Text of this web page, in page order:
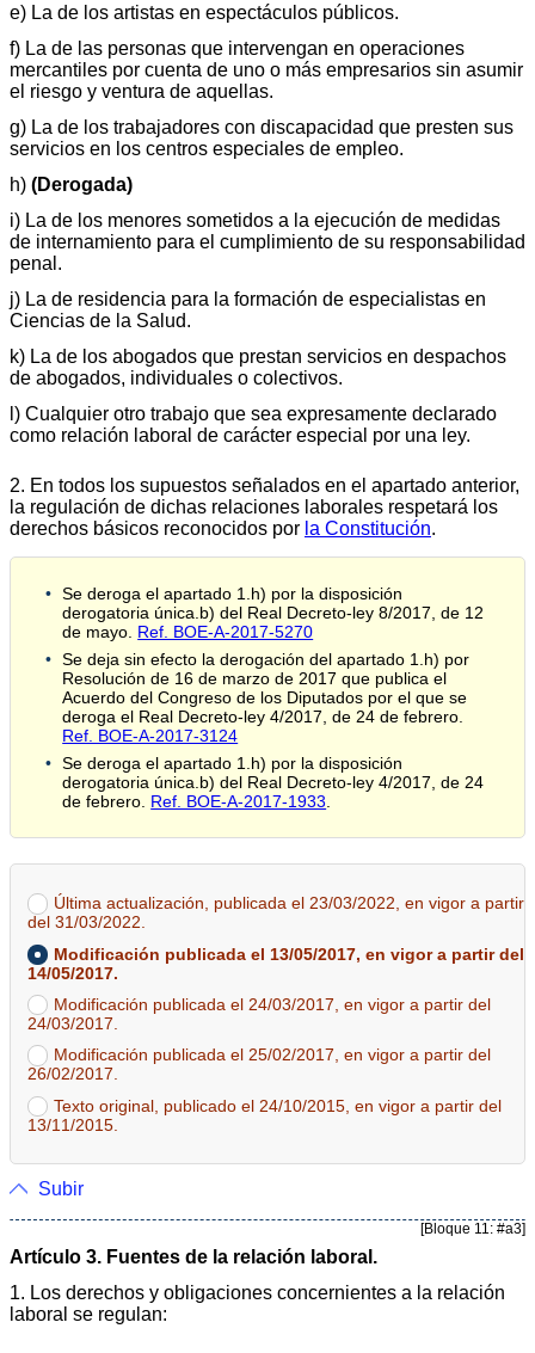
e) La de los artistas en espectáculos públicos.
f) La de las personas que intervengan en operaciones
mercantiles por cuenta de uno o más empresarios sin asumir
el riesgo y ventura de aquellas.
g) La de los trabajadores con discapacidad que presten sus
servicios en los centros especiales de empleo.
h) (Derogada)
i) La de los menores sometidos a la ejecución de medidas
de internamiento para el cumplimiento de su responsabilidad
penal.
j) La de residencia para la formación de especialistas en
Ciencias de la Salud.
k) La de los abogados que prestan servicios en despachos
de abogados, individuales o colectivos.
l) Cualquier otro trabajo que sea expresamente declarado
como relación laboral de carácter especial por una ley.
2. En todos los supuestos señalados en el apartado anterior,
la regulación de dichas relaciones laborales respetará los
derechos básicos reconocidos por la Constitución.
Se deroga el apartado 1.h) por la disposición
derogatoria única.b) del Real Decreto-ley 8/2017, de 12
de mayo. Ref. BOE-A-2017-5270
Se deja sin efecto la derogación del apartado 1.h) por
Resolución de 16 de marzo de 2017 que publica el
Acuerdo del Congreso de los Diputados por el que se
deroga el Real Decreto-ley 4/2017, de 24 de febrero.
Ref. BOE-A-2017-3124
Se deroga el apartado 1.h) por la disposición
derogatoria única.b) del Real Decreto-ley 4/2017, de 24
de febrero. Ref. BOE-A-2017-1933.
Última actualización, publicada el 23/03/2022, en vigor a partir
del 31/03/2022.
Modificación publicada el 13/05/2017, en vigor a partir del
14/05/2017.
Modificación publicada el 24/03/2017, en vigor a partir del
24/03/2017.
Modificación publicada el 25/02/2017, en vigor a partir del
26/02/2017.
Texto original, publicado el 24/10/2015, en vigor a partir del
13/11/2015.
Subir
[Bloque 11: #a3]
Artículo 3. Fuentes de la relación laboral.
1. Los derechos y obligaciones concernientes a la relación
laboral se regulan: